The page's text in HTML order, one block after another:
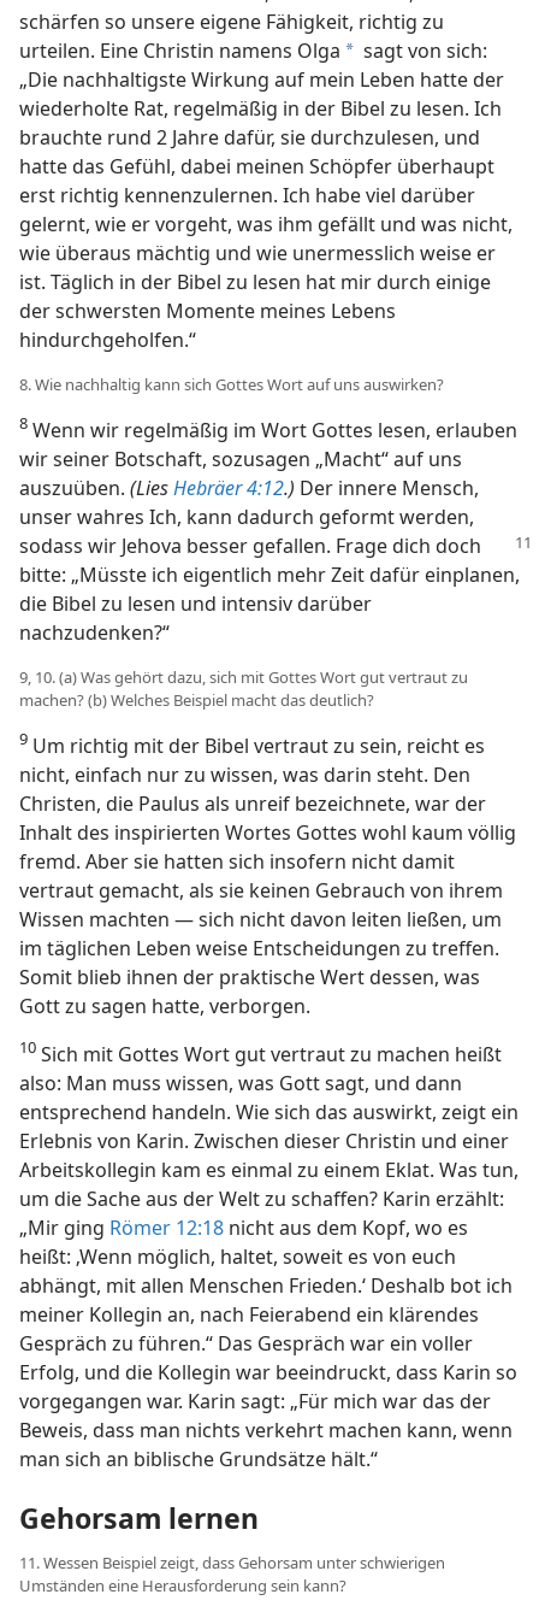
schärfen so unsere eigene Fähigkeit, richtig zu
urteilen. Eine Christin namens Olga a sagt von sich:
„Die nachhaltigste Wirkung auf mein Leben hatte der
wiederholte Rat, regelmäßig in der Bibel zu lesen. Ich
brauchte rund 2 Jahre dafür, sie durchzulesen, und
hatte das Gefühl, dabei meinen Schöpfer überhaupt
erst richtig kennenzulernen. Ich habe viel darüber
gelernt, wie er vorgeht, was ihm gefällt und was nicht,
wie überaus mächtig und wie unermesslich weise er
ist. Täglich in der Bibel zu lesen hat mir durch einige
der schwersten Momente meines Lebens
hindurchgeholfen.“
8. Wie nachhaltig kann sich Gottes Wort auf uns auswirken?
8 Wenn wir regelmäßig im Wort Gottes lesen, erlauben
wir seiner Botschaft, sozusagen „Macht“ auf uns
auszuüben. (LiesHebräer 4:12.) Der innere Mensch,
unser wahres Ich, kann dadurch geformt werden,
sodass wir Jehova besser gefallen. Frage dich doch
bitte: „Müsste ich eigentlich mehr Zeit dafür einplanen,
die Bibel zu lesen und intensiv darüber
nachzudenken?“
9, 10. (a) Was gehört dazu, sich mit Gottes Wort gut vertraut zu
machen? (b) Welches Beispiel macht das deutlich?
9 Um richtig mit der Bibel vertraut zu sein, reicht es
nicht, einfach nur zu wissen, was darin steht. Den
Christen, die Paulus als unreif bezeichnete, war der
Inhalt des inspirierten Wortes Gottes wohl kaum völlig
fremd. Aber sie hatten sich insofern nicht damit
vertraut gemacht, als sie keinen Gebrauch von ihrem
Wissen machten — sich nicht davon leiten ließen, um
im täglichen Leben weise Entscheidungen zu treffen.
Somit blieb ihnen der praktische Wert dessen, was
Gott zu sagen hatte, verborgen.
10 Sich mit Gottes Wort gut vertraut zu machen heißt
also: Man muss wissen, was Gott sagt, und dann
entsprechend handeln. Wie sich das auswirkt, zeigt ein
Erlebnis von Karin. Zwischen dieser Christin und einer
Arbeitskollegin kam es einmal zu einem Eklat. Was tun,
um die Sache aus der Welt zu schaffen? Karin erzählt:
„Mir ging Römer 12:18 nicht aus dem Kopf, wo es
heißt: ‚Wenn möglich, haltet, soweit es von euch
abhängt, mit allen Menschen Frieden.‘ Deshalb bot ich
meiner Kollegin an, nach Feierabend ein klärendes
Gespräch zu führen.“ Das Gespräch war ein voller
Erfolg, und die Kollegin war beeindruckt, dass Karin so
vorgegangen war. Karin sagt: „Für mich war das der
Beweis, dass man nichts verkehrt machen kann, wenn
man sich an biblische Grundsätze hält.“
Gehorsam lernen
11. Wessen Beispiel zeigt, dass Gehorsam unter schwierigen
Umständen eine Herausforderung sein kann?